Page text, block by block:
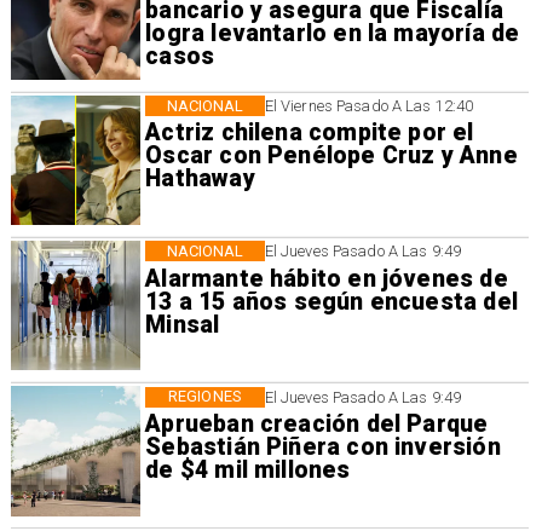
bancario y asegura que Fiscalía
logra levantarlo en la mayoría de
casos
El Viernes Pasado A Las 12:40
Actriz chilena compite por el
Oscar con Penélope Cruz y Anne
Hathaway
NACIONAL
El Jueves Pasado A Las 9:49
Alarmante hábito en jóvenes de
13 a 15 años según encuesta del
Minsal
NACIONAL
El Jueves Pasado A Las 9:49
Aprueban creación del Parque
Sebastián Piñera con inversión
de $4 mil millones
REGIONES